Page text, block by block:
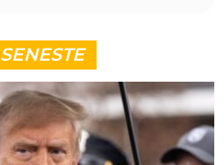
SENESTE